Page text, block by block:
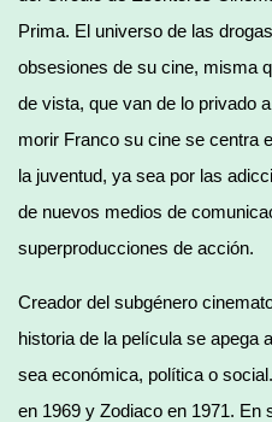
Prima. El universo de las
obsesiones de su cine, misma
de vista, que van de lo privado
morir Franco su cine se centra
la juventud, ya sea por las
de nuevos medios de
superproducciones de acción.
Creador del subgénero
historia de la película se apega
sea económica, política o
en 1969 y Zodiaco en 1971. En